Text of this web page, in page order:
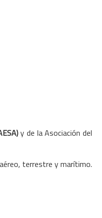
y de la Asociación del
terrestre y marítimo.